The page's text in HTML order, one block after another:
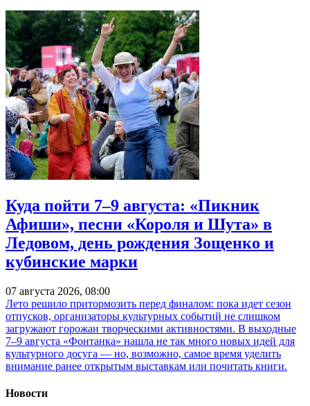
Куда пойти 7–9 августа: «Пикник
Афиши», песни «Короля и Шута» в
Ледовом, день рождения Зощенко и
кубинские марки
07 августа 2026, 08:00
Лето решило притормозить перед финалом: пока идет сезон
отпусков, организаторы культурных событий не слишком
загружают горожан творческими активностями. В выходные
7–9 августа «Фонтанка» нашла не так много новых идей для
культурного досуга — но, возможно, самое время уделить
внимание ранее открытым выставкам или почитать книги.
Новости